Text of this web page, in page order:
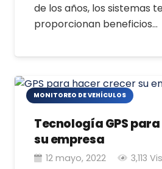
de los años, los sistemas
proporcionan beneficios…
MONITOREO DE VEHÍCULOS
Tecnología GPS
su empresa
12 mayo, 2022 3,113